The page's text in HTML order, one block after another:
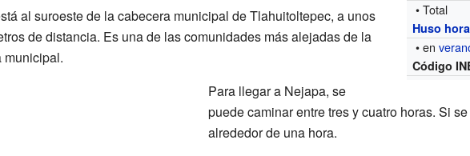
• Total
Huso
• en
Código
al suroeste de la cabecera municipal de Tlahuitoltepec, a unos
de distancia. Es una de las comunidades más alejadas de la
municipal.
Para llegar a Nejapa, se
puede caminar entre tres y cuatro horas. Si
alrededor de una hora.